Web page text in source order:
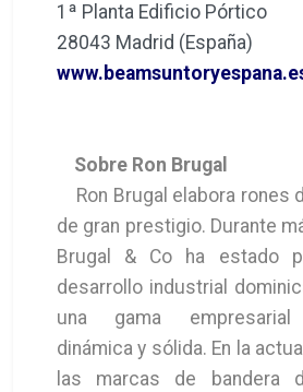
1ª Planta Edificio Pórtico
28043 Madrid (España)
Sobre Ron Brugal
Ron Brugal elabora rones
de gran prestigio. Durante
Brugal & Co ha estado
desarrollo industrial
una gama empresarial
dinámica y sólida. En la
las marcas de bandera